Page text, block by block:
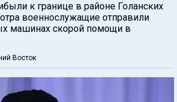
к границе в районе Голанских
военнослужащие отправили
машинах скорой помощи в
Восток